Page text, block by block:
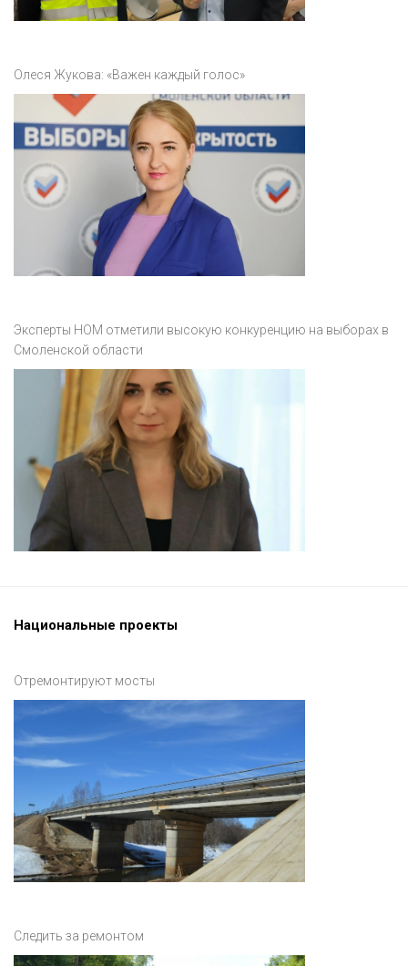
Олеся Жукова: «Важен каждый голос»
Эксперты НОМ отметили высокую конкуренцию на выборах в
Смоленской области
Национальные проекты
Отремонтируют мосты
Следить за ремонтом